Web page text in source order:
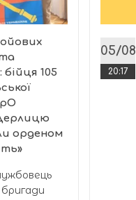
105
орденом
бригади
05/08
20:17